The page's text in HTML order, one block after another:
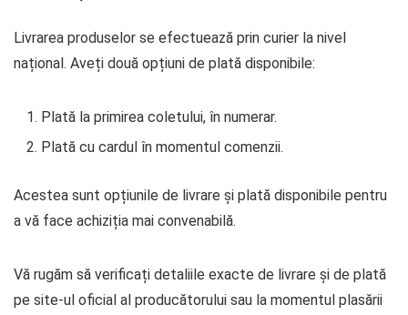
Livrarea produselor se efectuează prin curier la nivel
național. Aveți două opțiuni de plată disponibile:
Plată la primirea coletului, în numerar.
Plată cu cardul în momentul comenzii.
Acestea sunt opțiunile de livrare și plată disponibile pentru
a vă face achiziția mai convenabilă.
Vă rugăm să verificați detaliile exacte de livrare și de plată
pe site-ul oficial al producătorului sau la momentul plasării